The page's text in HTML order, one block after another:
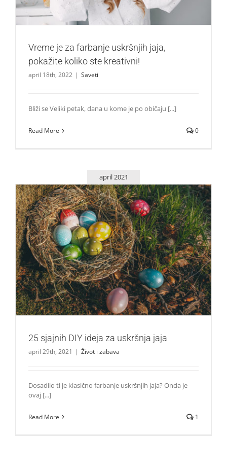
Vreme je za farbanje uskršnjih jaja,
pokažite koliko ste kreativni!
april 18th, 2022 | Saveti
Bliži se Veliki petak, dana u kome je po običaju [...]
Read More 0
april 2021
25 sjajnih DIY ideja za uskršnja jaja
Život i zabava
25 sjajnih DIY ideja za uskršnja jaja
april 29th, 2021 | Život i zabava
Dosadilo ti je klasično farbanje uskršnjih jaja? Onda je
ovaj [...]
Read More 1